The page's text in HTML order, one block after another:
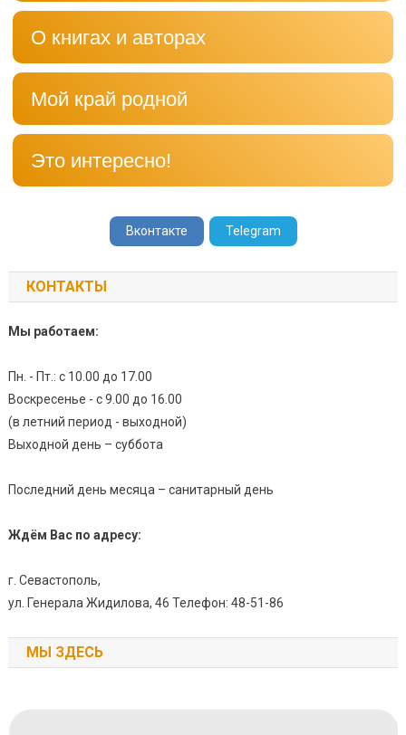
О книгах и авторах
Мой край родной
Это интересно!
Вконтакте Telegram
КОНТАКТЫ
Мы работаем:
Пн. - Пт.: с 10.00 до 17.00
Воскресенье - с 9.00 до 16.00
(в летний период - выходной)
Выходной день – суббота
Последний день месяца – санитарный день
Ждём Вас по адресу:
г. Севастополь,
ул. Генерала Жидилова, 46 Телефон: 48-51-86
МЫ ЗДЕСЬ